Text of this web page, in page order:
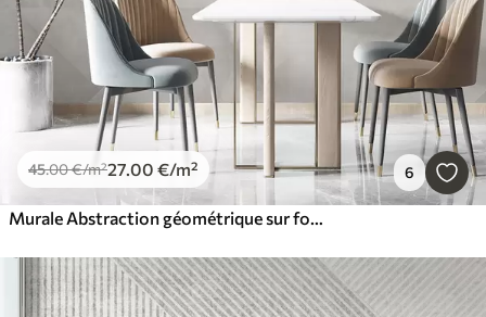
45.00€/m²27.00 €/m² 6
Murale Abstraction géométrique sur fond de marbre dans des couleurs pastel